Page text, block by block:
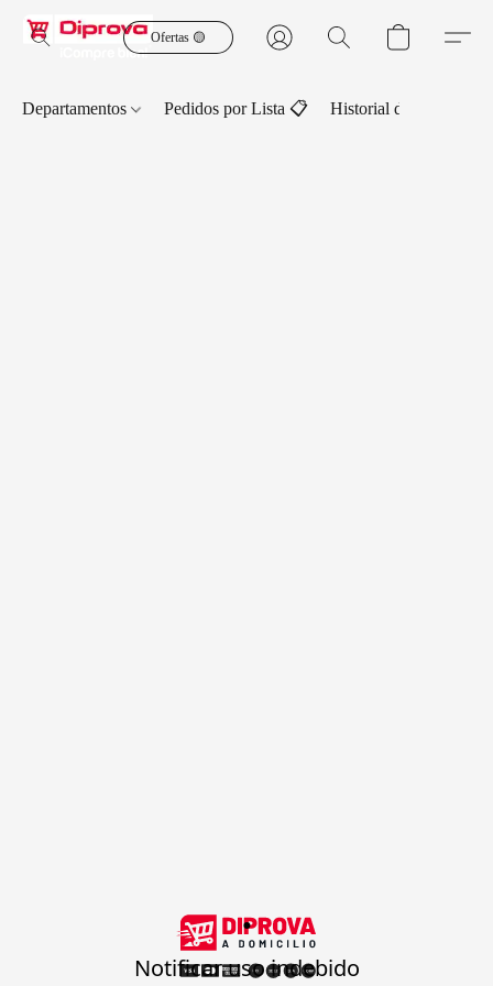
Ofertas 🟡
Departamentos Pedidos por Lista 📋 Historial de Pedidos
.
Notificar uso indebido